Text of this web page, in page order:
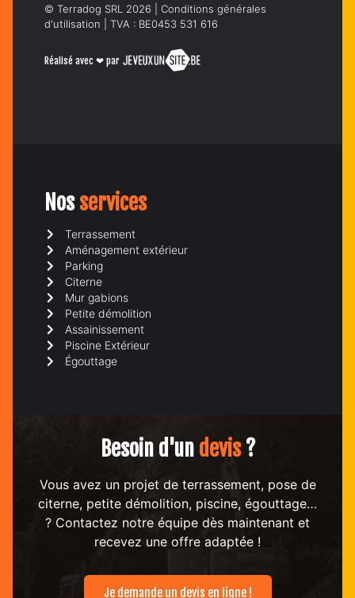
© Terradog SRL 2026 | Conditions générales
d'utilisation | TVA : BE0453 531 616
Réalisé avec ❤ par
Nosservices
Terrassement
Aménagement extérieur
Parking
Citerne
Mur gabions
Petite démolition
Assainissement
Piscine Extérieur
Égouttage
Besoin d'un devis?
Vous avez un projet de terrassement, pose de
citerne, petite démolition, piscine, égouttage…
? Contactez notre équipe dès maintenant et
recevez une offre adaptée !
Je demande un devis en ligne !